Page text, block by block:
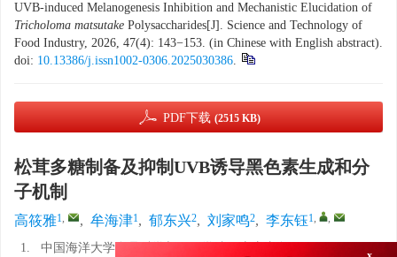
UVB-induced Melanogenesis Inhibition and Mechanistic Elucidation of
Tricholoma matsutake Polysaccharides[J]. Science and Technology of
Food Industry, 2026, 47(4): 143−153. (in Chinese with English abstract).
doi: 10.13386/j.issn1002-0306.2025030386.
PDF下载 (2515 KB)
松茸多糖制备及抑制UVB诱导黑色素生成和分
子机制
高筱雅1, , 牟海津1, 郁东兴2, 刘家鸣2, 李东钰1, ,
1.
中国海洋大学食品科学与工程学院，山东青岛 266000